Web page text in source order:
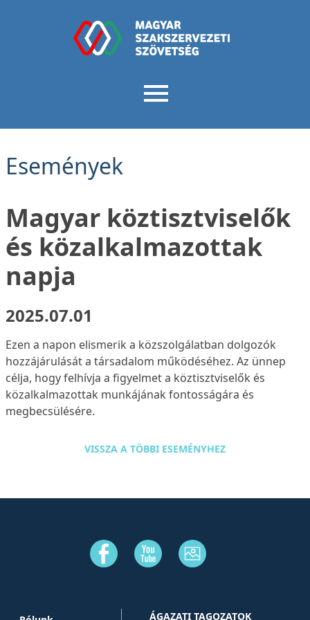
Események
Magyar köztisztviselők
és közalkalmazottak
napja
2025.07.01
Ezen a napon elismerik a közszolgálatban dolgozók
hozzájárulását a társadalom működéséhez. Az ünnep
célja, hogy felhívja a figyelmet a köztisztviselők és
közalkalmazottak munkájának fontosságára és
megbecsülésére.
VISSZA A TÖBBI ESEMÉNYHEZ
ÁGAZATI TAGOZATOK